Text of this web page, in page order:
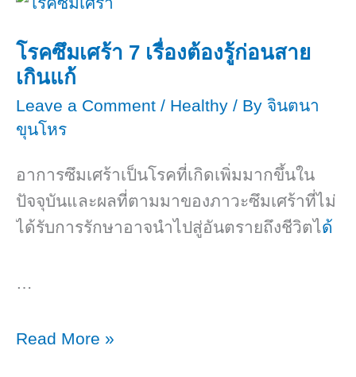
โรคซึมเศร้า 7 เรื่องต้องรู้ก่อนสาย
เกินแก้
Leave a Comment / Healthy / By จินตนา
ขุนโหร
อาการซึมเศร้าเป็นโรคที่เกิดเพิ่มมากขึ้นใน
ปัจจุบันและผลที่ตามมาของภาวะซึมเศร้าที่ไม่
ได้รับการรักษาอาจนำไปสู่อันตรายถึงชีวิตได้
…
โรค
Read More »